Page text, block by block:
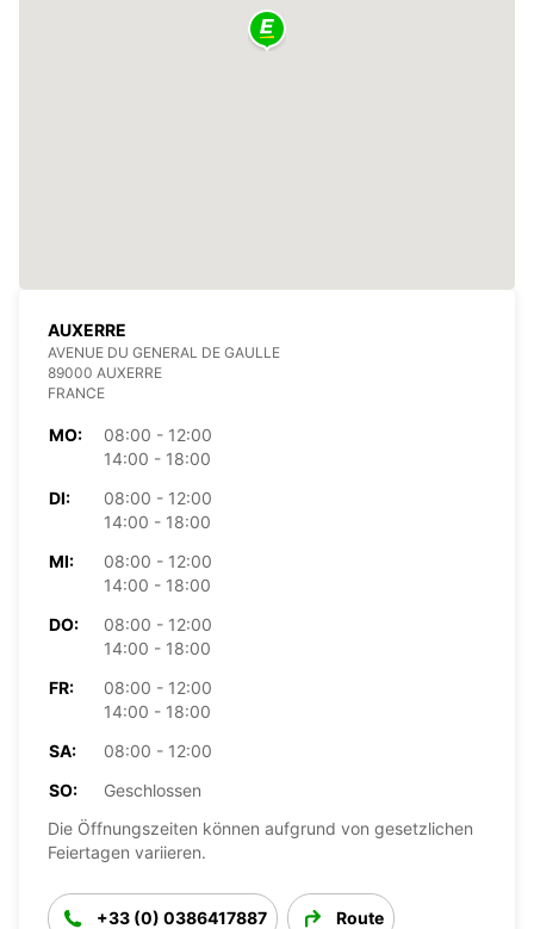
AUXERRE
AVENUE DU GENERAL DE GAULLE
89000 AUXERRE
FRANCE
MO:
08:00 - 12:00
14:00 - 18:00
DI:
08:00 - 12:00
14:00 - 18:00
MI:
08:00 - 12:00
14:00 - 18:00
DO:
08:00 - 12:00
14:00 - 18:00
FR:
08:00 - 12:00
14:00 - 18:00
SA:
08:00 - 12:00
SO:
Geschlossen
Die Öffnungszeiten können aufgrund von gesetzlichen
Feiertagen variieren.
+33 (0) 0386417887 Route